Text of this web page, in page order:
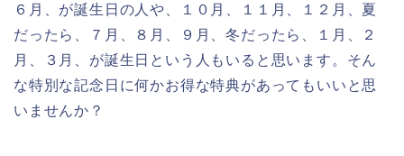
６月、が誕生日の人や、１０月、１１月、１２月、夏
だったら、７月、８月、９月、冬だったら、１月、２
月、３月、が誕生日という人もいると思います。そん
な特別な記念日に何かお得な特典があってもいいと思
いませんか？